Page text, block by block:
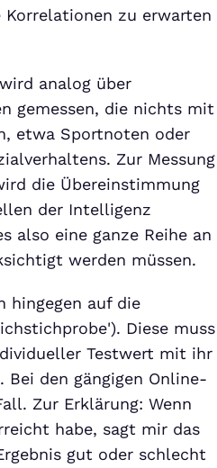
zu erwarten
analog über
gemessen, die nichts mit
etwa Sportnoten oder
Zur Messung
die Übereinstimmung
der Intelligenz
also eine ganze Reihe an
werden müssen.
hingegen auf die
Diese muss
Testwert mit ihr
Bei den gängigen Online-
Zur Erklärung: Wenn
habe, sagt mir das
gut oder schlecht